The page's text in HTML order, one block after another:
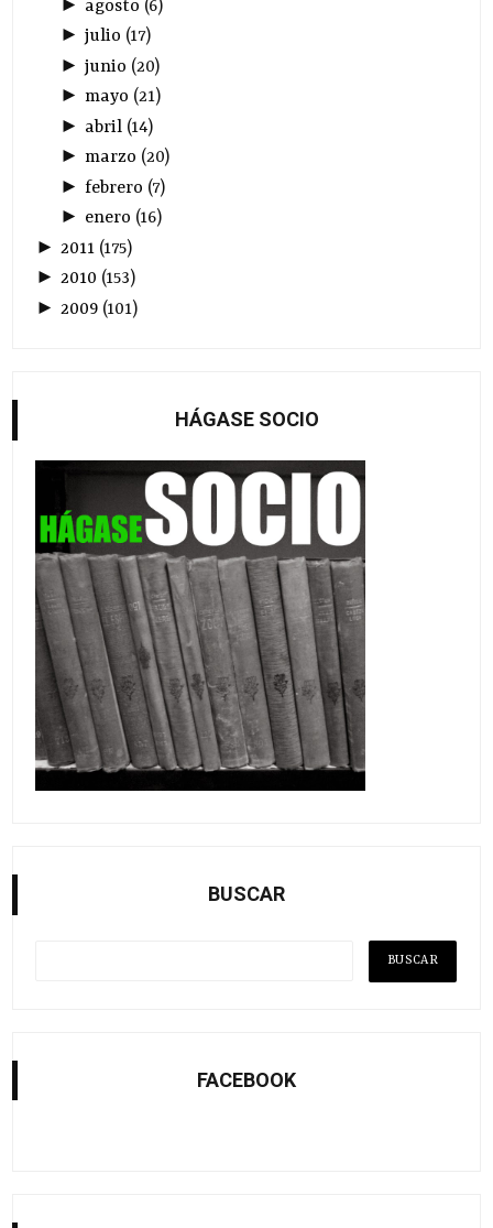
agosto (6)
► julio (17)
► junio (20)
► mayo (21)
► abril(14)
► marzo (20)
► febrero (7)
► enero (16)
► 2011 (175)
►2010 (153)
► 2009 (101)
HÁGASE SOCIO
BUSCAR
FACEBOOK